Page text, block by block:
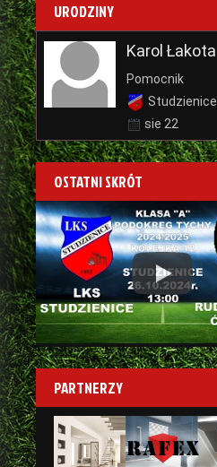
URODZINY
Karol Łakota
Pomocnik
Studzienice
sie 22
OSTATNI SKRÓT
Play
PARTNERZY